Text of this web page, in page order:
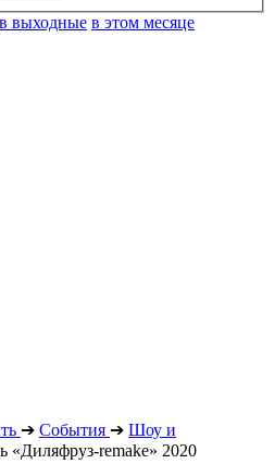
в выходные в этом месяце
➔ События ➔ Шоу и
«Диляфруз-remake» 2020